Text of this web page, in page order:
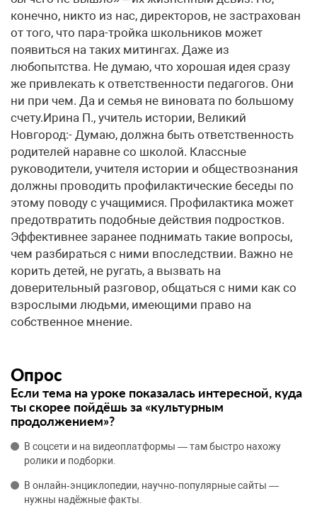
конечно, никто из нас, директоров, не застрахован
от того, что пара-тройка школьников может
появиться на таких митингах. Даже из
любопытства. Не думаю, что хорошая идея сразу
же привлекать к ответственности педагогов. Они
ни при чем. Да и семья не виновата по большому
счету.Ирина П., учитель истории, Великий
Новгород:- Думаю, должна быть ответственность
родителей наравне со школой. Классные
руководители, учителя истории и обществознания
должны проводить профилактические беседы по
этому поводу с учащимися. Профилактика может
предотвратить подобные действия подростков.
Эффективнее заранее поднимать такие вопросы,
чем разбираться с ними впоследствии. Важно не
корить детей, не ругать, а вызвать на
доверительный разговор, общаться с ними как со
взрослыми людьми, имеющими право на
собственное мнение.
Опрос
Если тема на уроке показалась интересной, куда
ты скорее пойдёшь за «культурным
продолжением»?
В соцсети и на видеоплатформы — там быстро нахожу
ролики и подборки.
В онлайн‑энциклопедии, научно‑популярные сайты —
нужны надёжные факты.